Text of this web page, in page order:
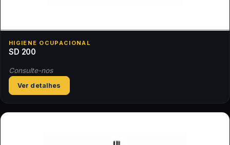
HIGIENE OCUPACIONAL
SD 200
Consulte-nos
Ver detalhes